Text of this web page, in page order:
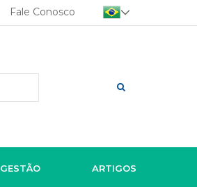
Fale Conosco
GESTÃO ARTIGOS